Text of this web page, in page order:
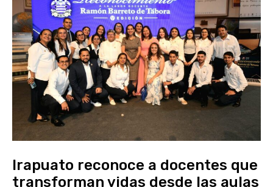
Irapuato reconoce a docentes que
transforman vidas desde las aulas